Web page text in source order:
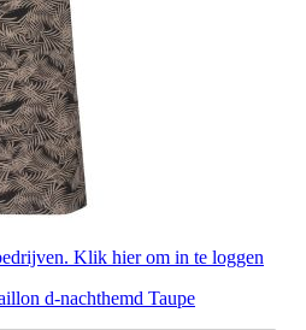
Klik hier om in te loggen
d-nachthemd Taupe